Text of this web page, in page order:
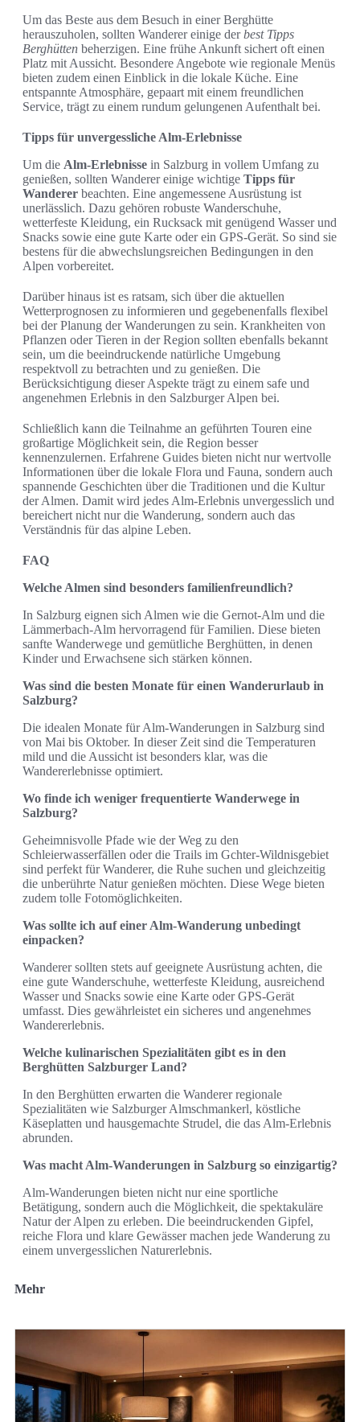
Um das Beste aus dem Besuch in einer Berghütte
herauszuholen, sollten Wanderer einige derbest Tipps
Berghütten beherzigen. Eine frühe Ankunft sichert oft einen
Platz mit Aussicht. Besondere Angebote wie regionale Menüs
bieten zudem einen Einblick in die lokale Küche. Eine
entspannte Atmosphäre, gepaart mit einem freundlichen
Service, trägt zu einem rundum gelungenen Aufenthalt bei.
Tipps für unvergessliche Alm-Erlebnisse
Um die Alm-Erlebnisse in Salzburg in vollem Umfang zu
genießen, sollten Wanderer einige wichtige Tipps für
Wanderer beachten. Eine angemessene Ausrüstung ist
unerlässlich. Dazu gehören robuste Wanderschuhe,
wetterfeste Kleidung, ein Rucksack mit genügend Wasser und
Snacks sowie eine gute Karte oder ein GPS-Gerät. So sind sie
bestens für die abwechslungsreichen Bedingungen in den
Alpen vorbereitet.
Darüber hinaus ist es ratsam, sich über die aktuellen
Wetterprognosen zu informieren und gegebenenfalls flexibel
bei der Planung der Wanderungen zu sein. Krankheiten von
Pflanzen oder Tieren in der Region sollten ebenfalls bekannt
sein, um die beeindruckende natürliche Umgebung
respektvoll zu betrachten und zu genießen. Die
Berücksichtigung dieser Aspekte trägt zu einem safe und
angenehmen Erlebnis in den Salzburger Alpen bei.
Schließlich kann die Teilnahme an geführten Touren eine
großartige Möglichkeit sein, die Region besser
kennenzulernen. Erfahrene Guides bieten nicht nur wertvolle
Informationen über die lokale Flora und Fauna, sondern auch
spannende Geschichten über die Traditionen und die Kultur
der Almen. Damit wird jedes Alm-Erlebnis unvergesslich und
bereichert nicht nur die Wanderung, sondern auch das
Verständnis für das alpine Leben.
FAQ
Welche Almen sind besonders familienfreundlich?
In Salzburg eignen sich Almen wie die Gernot-Alm und die
Lämmerbach-Alm hervorragend für Familien. Diese bieten
sanfte Wanderwege und gemütliche Berghütten, in denen
Kinder und Erwachsene sich stärken können.
Was sind die besten Monate für einen Wanderurlaub in
Salzburg?
Die idealen Monate für Alm-Wanderungen in Salzburg sind
von Mai bis Oktober. In dieser Zeit sind die Temperaturen
mild und die Aussicht ist besonders klar, was die
Wandererlebnisse optimiert.
Wo finde ich weniger frequentierte Wanderwege in
Salzburg?
Geheimnisvolle Pfade wie der Weg zu den
Schleierwasserfällen oder die Trails im Gchter-Wildnisgebiet
sind perfekt für Wanderer, die Ruhe suchen und gleichzeitig
die unberührte Natur genießen möchten. Diese Wege bieten
zudem tolle Fotomöglichkeiten.
Was sollte ich auf einer Alm-Wanderung unbedingt
einpacken?
Wanderer sollten stets auf geeignete Ausrüstung achten, die
eine gute Wanderschuhe, wetterfeste Kleidung, ausreichend
Wasser und Snacks sowie eine Karte oder GPS-Gerät
umfasst. Dies gewährleistet ein sicheres und angenehmes
Wandererlebnis.
Welche kulinarischen Spezialitäten gibt es in den
Berghütten Salzburger Land?
In den Berghütten erwarten die Wanderer regionale
Spezialitäten wie Salzburger Almschmankerl, köstliche
Käseplatten und hausgemachte Strudel, die das Alm-Erlebnis
abrunden.
Was macht Alm-Wanderungen in Salzburg so einzigartig?
Alm-Wanderungen bieten nicht nur eine sportliche
Betätigung, sondern auch die Möglichkeit, die spektakuläre
Natur der Alpen zu erleben. Die beeindruckenden Gipfel,
reiche Flora und klare Gewässer machen jede Wanderung zu
einem unvergesslichen Naturerlebnis.
Mehr